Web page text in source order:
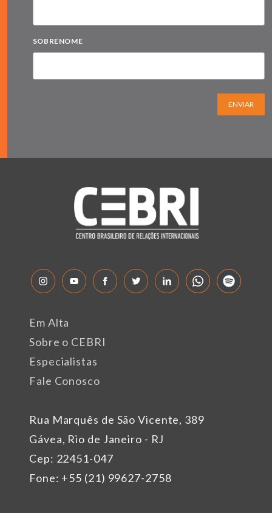
SOBRENOME
ENVIAR
Rua Marquês de São Vicente, 389
Gávea, Rio de Janeiro - RJ
Cep: 22451-047
Fone: +55 (21) 99627-2758
Em Alta
Sobre o CEBRI
Especialistas
Fale Conosco